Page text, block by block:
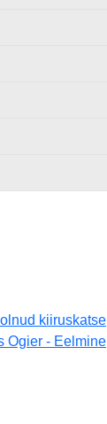
kiiruskatse
Ogier - Eelmine